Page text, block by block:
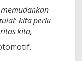
kita perlu
kita,